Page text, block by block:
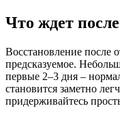
Что ждет после
Восстановление после
предсказуемое.
первые 2–3 дня –
становится заметно
придерживайтесь